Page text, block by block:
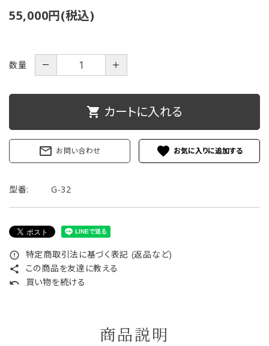
プライバシーポリシー
特定商取引法について
55,000円(税込)
数量 － ＋
shopping_cart カートに入れる
mail_outline お問い合わせ favorite
型番: G-32
error_outline 特定商取引法に基づく表記 (返品など)
share この商品を友達に教える
undo 買い物を続ける
商品説明